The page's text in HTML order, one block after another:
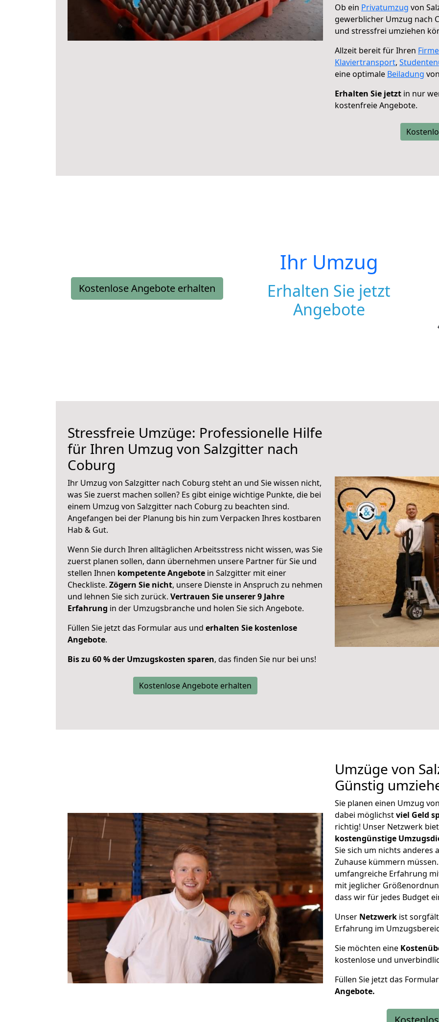
Ob ein Privatumzug von
gewerblicher Umzug nach
und stressfrei umziehen
Allzeit bereit für Ihren
Klaviertransport,
eine optimale Beiladung
Erhalten Sie jetzt in nur
kostenfreie Angebote.
Kostenlose Angebote erhalten
Ihr Umzug
Erhalten Sie jetzt
Angebote
Stressfreie Umzüge: Professionelle Hilfe
für Ihren Umzug von Salzgitter nach
Coburg
Ihr Umzug von Salzgitter nach Coburg steht an und Sie wissen nicht,
was Sie zuerst machen sollen? Es gibt einige wichtige Punkte, die bei
einem Umzug von Salzgitter nach Coburg zu beachten sind.
Angefangen bei der Planung bis hin zum Verpacken Ihres kostbaren
Hab & Gut.
Wenn Sie durch Ihren alltäglichen Arbeitsstress nicht wissen, was Sie
zuerst planen sollen, dann übernehmen unsere Partner für Sie und
stellen Ihnen kompetente Angebote in Salzgitter mit einer
Checkliste. Zögern Sie nicht, unsere Dienste in Anspruch zu nehmen
und lehnen Sie sich zurück. Vertrauen Sie unserer 9 Jahre
Erfahrung in der Umzugsbranche und holen Sie sich Angebote.
Füllen Sie jetzt das Formular aus und erhalten Sie kostenlose
Angebote.
Bis zu 60 % der Umzugskosten sparen, das finden Sie nur bei uns!
Kostenlose Angebote erhalten
Umzüge von
Günstig
Sie planen einen Umzug
dabei möglichstviel Geld
richtig! Unser Netzwerk
kostengünstige
Sie sich um nichts anderes
Zuhause kümmern
umfangreiche Erfahrung
mit jeglicher
dass wir für jedes Budget
Unser Netzwerk ist
Erfahrung im
Sie möchten eine
kostenlose und
Füllen Sie jetzt das
Angebote.